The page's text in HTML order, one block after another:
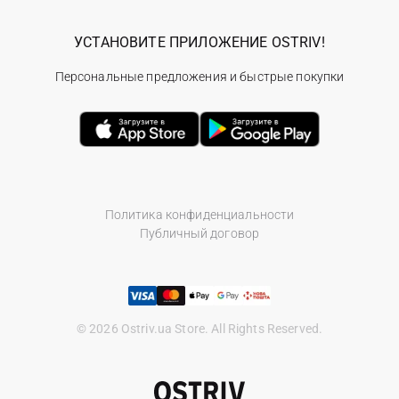
Политика конфиденциальности
Публичный договор
© 2026 Ostriv.ua Store. All Rights Reserved.
УСТАНОВИТЕ ПРИЛОЖЕНИЕ OSTRIV!
Персональные предложения и быстрые покупки